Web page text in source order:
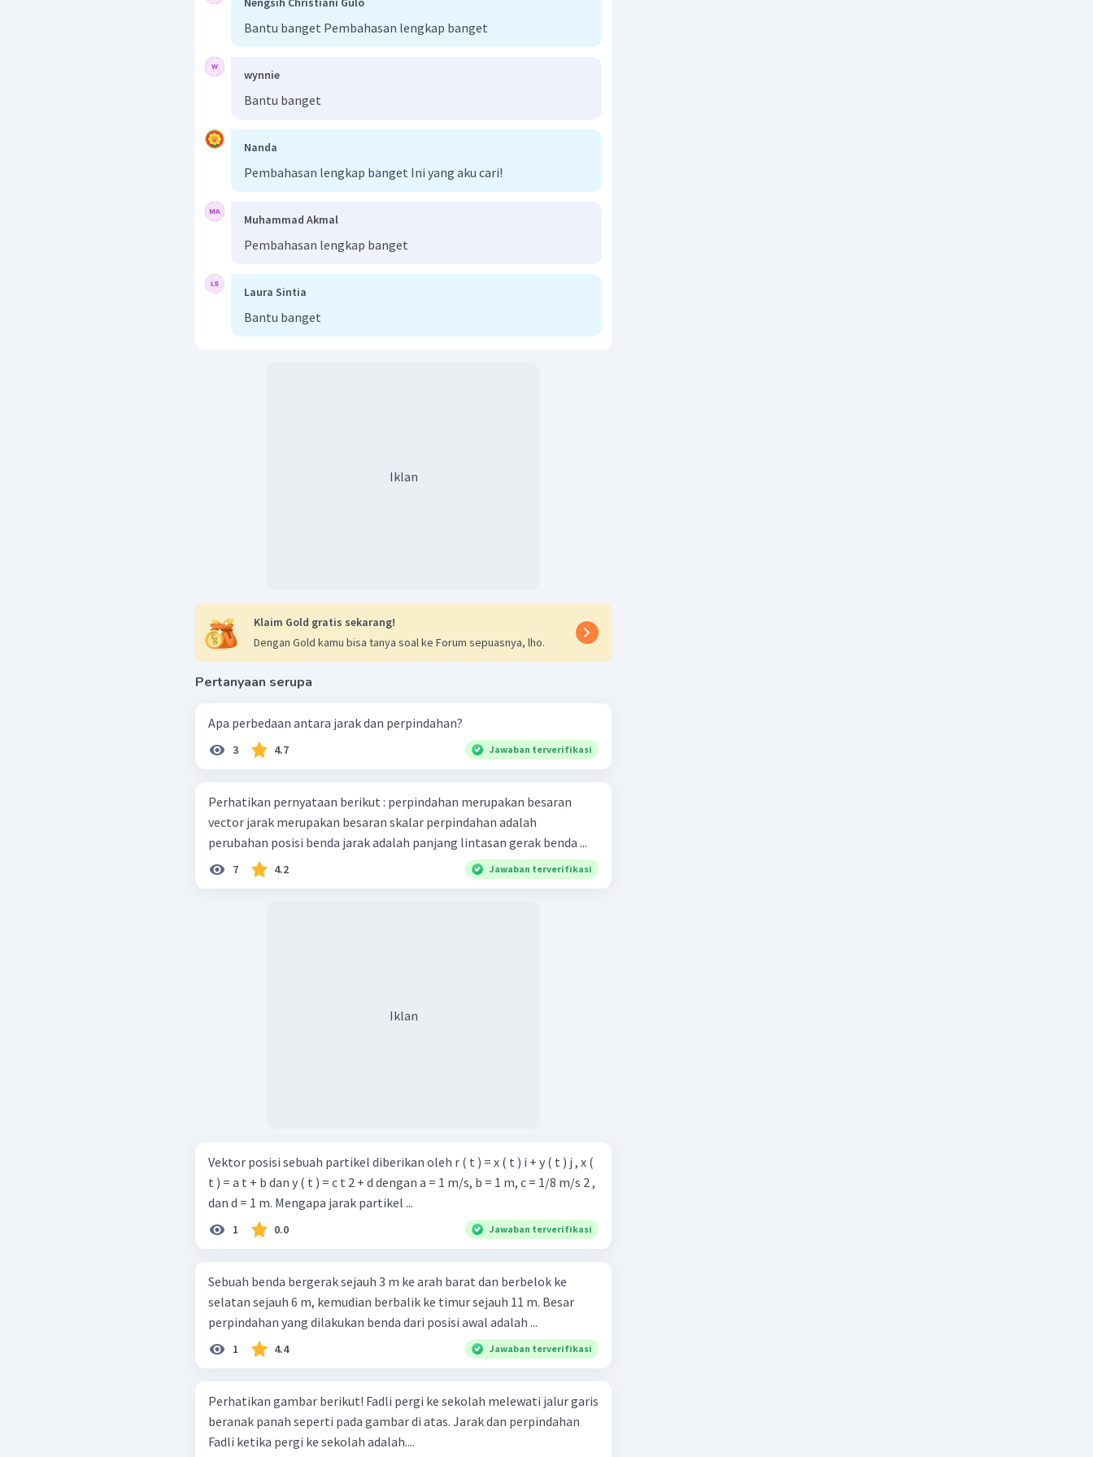
=
25
5
Dengan demikian, perpindahan yang dilakukan anak tersebut
dari posisi awal adalah 5 meter arah Tenggara.
Jadi, jawaban yang tepat adalah E.
Bantu banget Pembahasan lengkap banget
wynnie
Bantu banget
Nanda
Pembahasan lengkap banget Ini yang aku cari!
Muhammad Akmal
Pembahasan lengkap banget
Laura Sintia
Bantu banget
Iklan
Klaim Gold gratis sekarang!
Dengan Gold kamu bisa tanya soal ke Forum sepuasnya, lho.
Pertanyaan serupa
Apa perbedaan antara jarak dan perpindahan?
3 4.7 Jawaban terverifikasi
Perhatikan pernyataan berikut : perpindahan merupakan besaran
vector jarak merupakan besaran skalar perpindahan adalah
perubahan posisi benda jarak adalah panjang lintasan gerak benda ...
7 4.2 Jawaban terverifikasi
Iklan
Vektor posisi sebuah partikel diberikan oleh r ( t ) = x ( t ) i + y ( t ) j , x (
t ) = a t + b dan y ( t ) = c t 2 + d dengan a = 1 m/s, b = 1 m, c = 1/8 m/s 2 ,
dan d = 1 m. Mengapa jarak partikel ...
1 0.0 Jawaban terverifikasi
Sebuah benda bergerak sejauh 3 m ke arah barat dan berbelok ke
selatan sejauh 6 m, kemudian berbalik ke timur sejauh 11 m. Besar
perpindahan yang dilakukan benda dari posisi awal adalah ...
1 4.4 Jawaban terverifikasi
Perhatikan gambar berikut! Fadli pergi ke sekolah melewati jalur garis
beranak panah seperti pada gambar di atas. Jarak dan perpindahan
Fadli ketika pergi ke sekolah adalah....